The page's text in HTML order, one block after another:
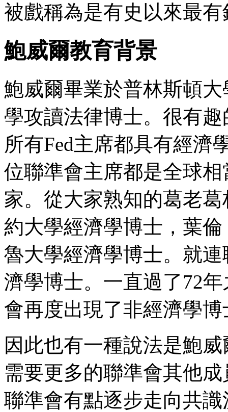
被戲稱為是有史以來最
鮑威爾教育背景
鮑威爾畢業於普林斯頓
學攻讀法律博士。很有
所有Fed主席都具有經濟
位聯準會主席都是全球
家。從大家熟知的葛老葛
約大學經濟學博士，葉倫
魯大學經濟學博士。就
濟學博士。一直過了72
會再度出現了非經濟學博
因此也有一種說法是鮑
需要更多的聯準會其他
聯準會有點逐步走向共